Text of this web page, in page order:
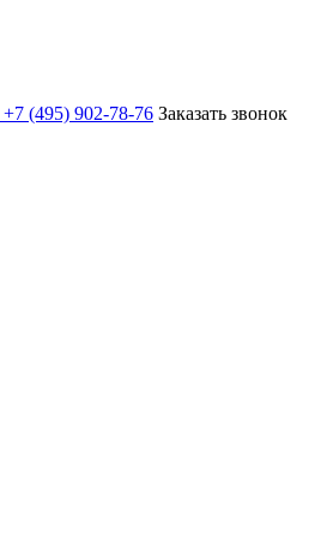
+7 (495) 902-78-76 Заказать звонок